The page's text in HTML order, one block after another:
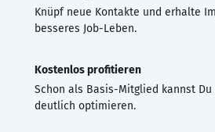
Knüpf neue Kontakte und erhalte
besseres Job-Leben.
Kostenlos profitieren
Schon als Basis-Mitglied kannst Du
deutlich optimieren.